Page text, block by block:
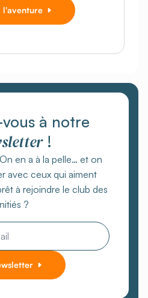
l'aventure
à notre
!
en a à la pelle… et on
avec ceux qui aiment
à rejoindre le club des
?